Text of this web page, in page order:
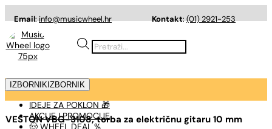
Email:info@musicwheel.hr Kontakt:(01) 2921-253
Products
search
IZBORNIK IZBORNIK
IDEJE ZA POKLON 🎁
AKCIJE I PROMOCIJE
🤠 WHEEL DEAL %
VESTON VBG-3108, torba za električnu gitaru 10 mm